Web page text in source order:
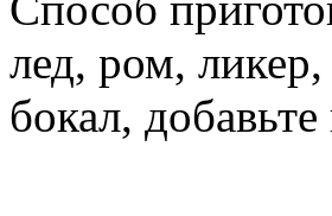
лед, ром,
бокал,